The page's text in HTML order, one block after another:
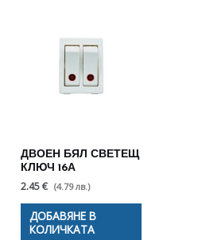
ДВОЕН БЯЛ СВЕТЕЩ
КЛЮЧ 16А
2.45 € (4.79 лв.)
ДОБАВЯНЕ В
КОЛИЧКАТА